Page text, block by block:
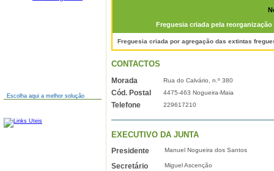
Escolha aqui a melhor solução
Freguesia criada pela
Freguesia criada por agregação das extintas
CONTACTOS
Morada Rua do Calvário, n.º 380
Cód. Postal 4475-463 Nogueira-Maia
Telefone 229617210
EXECUTIVO DA JUNTA
Presidente Manuel Nogueira dos Santos
Secretário Miguel Ascenção